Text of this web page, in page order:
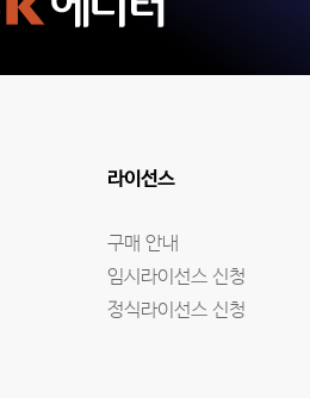
라이선스
구매 안내
임시라이선스 신청
정식라이선스 신청